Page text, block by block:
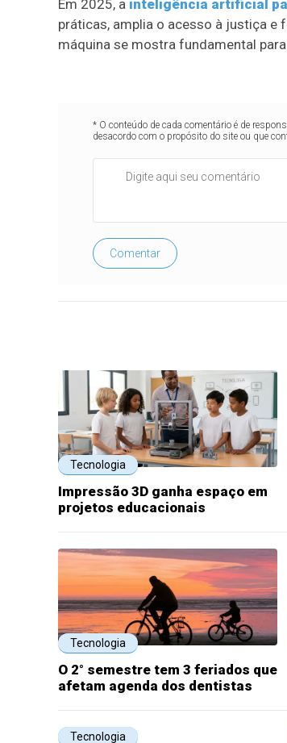
Em 2025, a inteligência artificial
práticas, amplia o acesso à justiça e
máquina se mostra fundamental
* O conteúdo de cada comentário é de
desacordo com o propósito do site ou que
Comentar
Tecnologia
Impressão 3D ganha espaço em
projetos educacionais
Tecnologia
O 2° semestre tem 3 feriados que
afetam agenda dos dentistas
Tecnologia